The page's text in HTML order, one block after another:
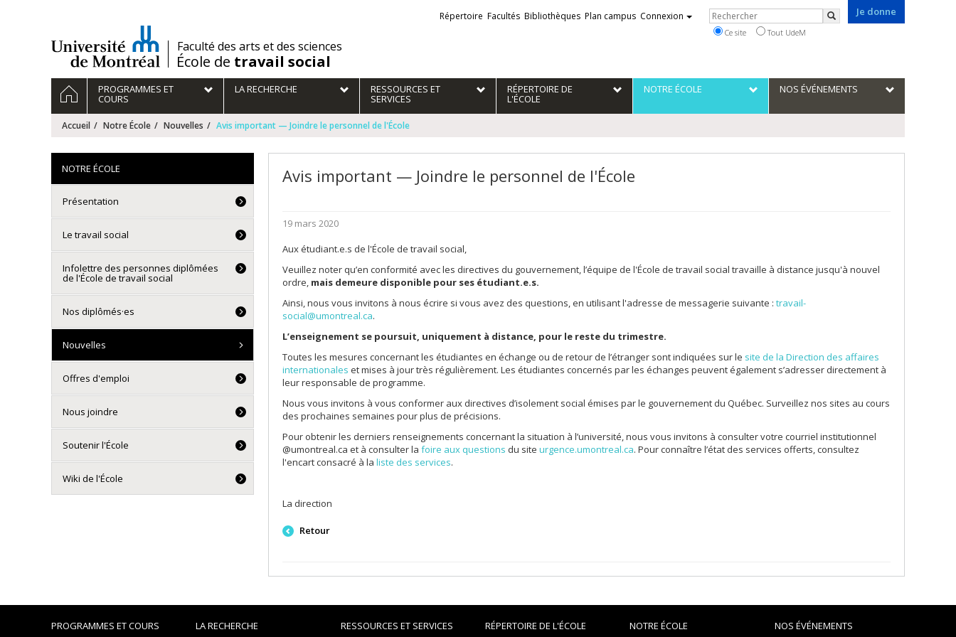
/Faculté des arts et des sciences
École de travail social
Je donne
Liens
externes
Répertoire Facultés Bibliothèques Plan campus Connexion Rechercher
Rechercher
Ce site Tout UdeM
Navigation
principale
ACCUEILPROGRAMMES ET
COURS
LA RECHERCHE RESSOURCES ET
SERVICES
RÉPERTOIRE DE
L'ÉCOLE
NOTRE ÉCOLE NOS ÉVÉNEMENTS
Accueil Notre École Nouvelles Avis important — Joindre le personnel de l'École
Avis important — Joindre le personnel de l'École
19 mars 2020
Aux étudiant.e.s de l'École de travail social,
Veuillez noter qu’en conformité avec les directives du gouvernement, l’équipe de l'École de travail social travaille à distance jusqu'à nouvel
ordre, mais demeure disponible pour ses étudiant.e.s.
Ainsi, nous vous invitons à nous écrire si vous avez des questions, en utilisant l'adresse de messagerie suivante : travail-
social@umontreal.ca.
L’enseignement se poursuit, uniquement à distance, pour le reste du trimestre.
Toutes les mesures concernant les étudiantes en échange ou de retour de l’étranger sont indiquées sur le site de la Direction des affaires
internationales et mises à jour très régulièrement. Les étudiantes concernés par les échanges peuvent également s’adresser directement à
leur responsable de programme.
Nous vous invitons à vous conformer aux directives d’isolement social émises par le gouvernement du Québec. Surveillez nos sites au cours
des prochaines semaines pour plus de précisions.
Pour obtenir les derniers renseignements concernant la situation à l’université, nous vous invitons à consulter votre courriel institutionnel
@umontreal.ca et à consulter la foire aux questions du site urgence.umontreal.ca. Pour connaître l’état des services offerts, consultez
l'encart consacré à la liste des services.
La direction
Retour
NOTRE ÉCOLE
Présentation
Le travail social
Infolettre des personnes diplômées
de l'École de travail social
Nos diplômés·es
Nouvelles
Offres d'emploi
Nous joindre
Soutenir l'École
Wiki de l'École
PROGRAMMES ET COURS LA RECHERCHE RESSOURCES ET SERVICES RÉPERTOIRE DE L'ÉCOLE NOTRE ÉCOLE NOS ÉVÉNEMENTS